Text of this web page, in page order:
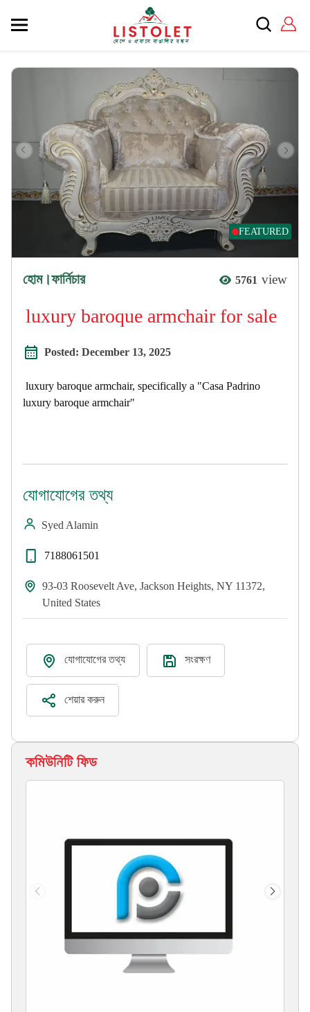
FEATURED
হোম।ফার্নিচার 5761 view
luxury baroque armchair for sale
Posted: December 13, 2025
luxury baroque armchair, specifically a "Casa Padrino
luxury baroque armchair"
যোগাযোগের তথ্য
Syed Alamin
7188061501
93-03 Roosevelt Ave, Jackson Heights, NY 11372,
United States
যোগাযোগের তথ্য সংরক্ষণ
শেয়ার করুন
কমিউনিটি ফিড